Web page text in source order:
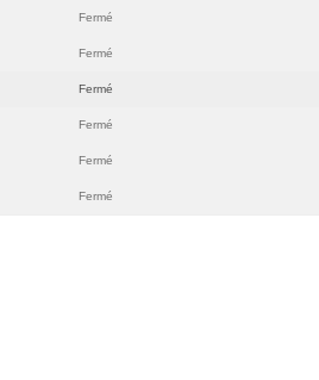
Fermé
Fermé
Fermé
Fermé
Fermé
Fermé